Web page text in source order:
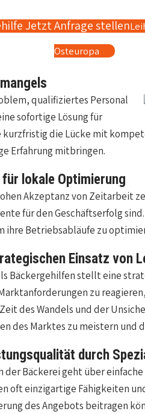
Jetzt Anfrage stellen
Osteuropa
qualifiziertes Personal
sofortige Lösung für
kurzfristig die Lücke mit
Erfahrung mitbringen.
lokale Optimierung
Akzeptanz von Zeitarbeit
für den Geschäftserfolg
ihre Betriebsabläufe zu
Einsatz von
Bäckergehilfen stellt eine
zu
des Wandels und der
des Marktes zu meistern und
durch
Bäckerei geht über
oft einzigartige Fähigkeiten
des Angebots beitragen